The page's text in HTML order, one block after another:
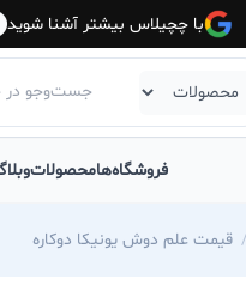
با چچیلاس بیشتر آشنا شوید
فروشگاه‌هامحصولات
قیمت علم دوش یونیکا دوکاره